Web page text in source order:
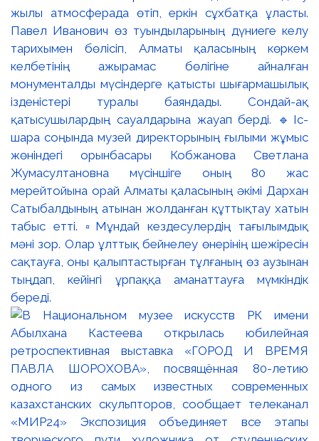
жылы атмосферада өтіп, еркін сұхбатқа ұласты.
Павел Иванович өз туындыларының дүниеге келу
тарихымен бөлісіп, Алматы қаласының көркем
келбетінің ажырамас бөлігіне айналған
монументалды мүсіндерге қатысты шығармашылық
ізденістері туралы баяндады. Сондай-ақ
қатысушылардың сауалдарына жауап берді. 🔹Іс-
шара соңында музей директорының ғылыми жұмыс
жөніндегі орынбасары Кобжанова Светлана
Жумасултановна мүсіншіге оның 80 жас
мерейтойына орай Алматы қаласының әкімі Дархан
Сатыбалдының атынан жолданған құттықтау хатын
табыс етті. ▫️Мұндай кездесулердің тағылымдық
мәні зор. Олар ұлттық бейнелеу өнерінің шежіресін
сақтауға, оны қалыптастырған тұлғаның өз аузынан
тыңдап, кейінгі ұрпаққа аманаттауға мүмкіндік
береді.